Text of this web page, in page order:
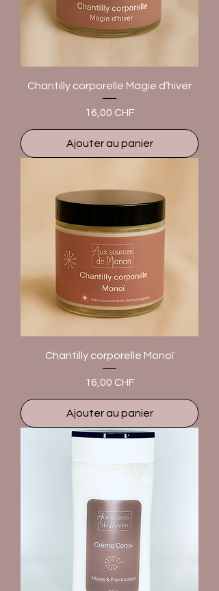
Chantilly corporelle Magie d’hiver
Prix
16,00 CHF
Ajouter au panier
Chantilly corporelle Monoï
Prix
16,00 CHF
Ajouter au panier